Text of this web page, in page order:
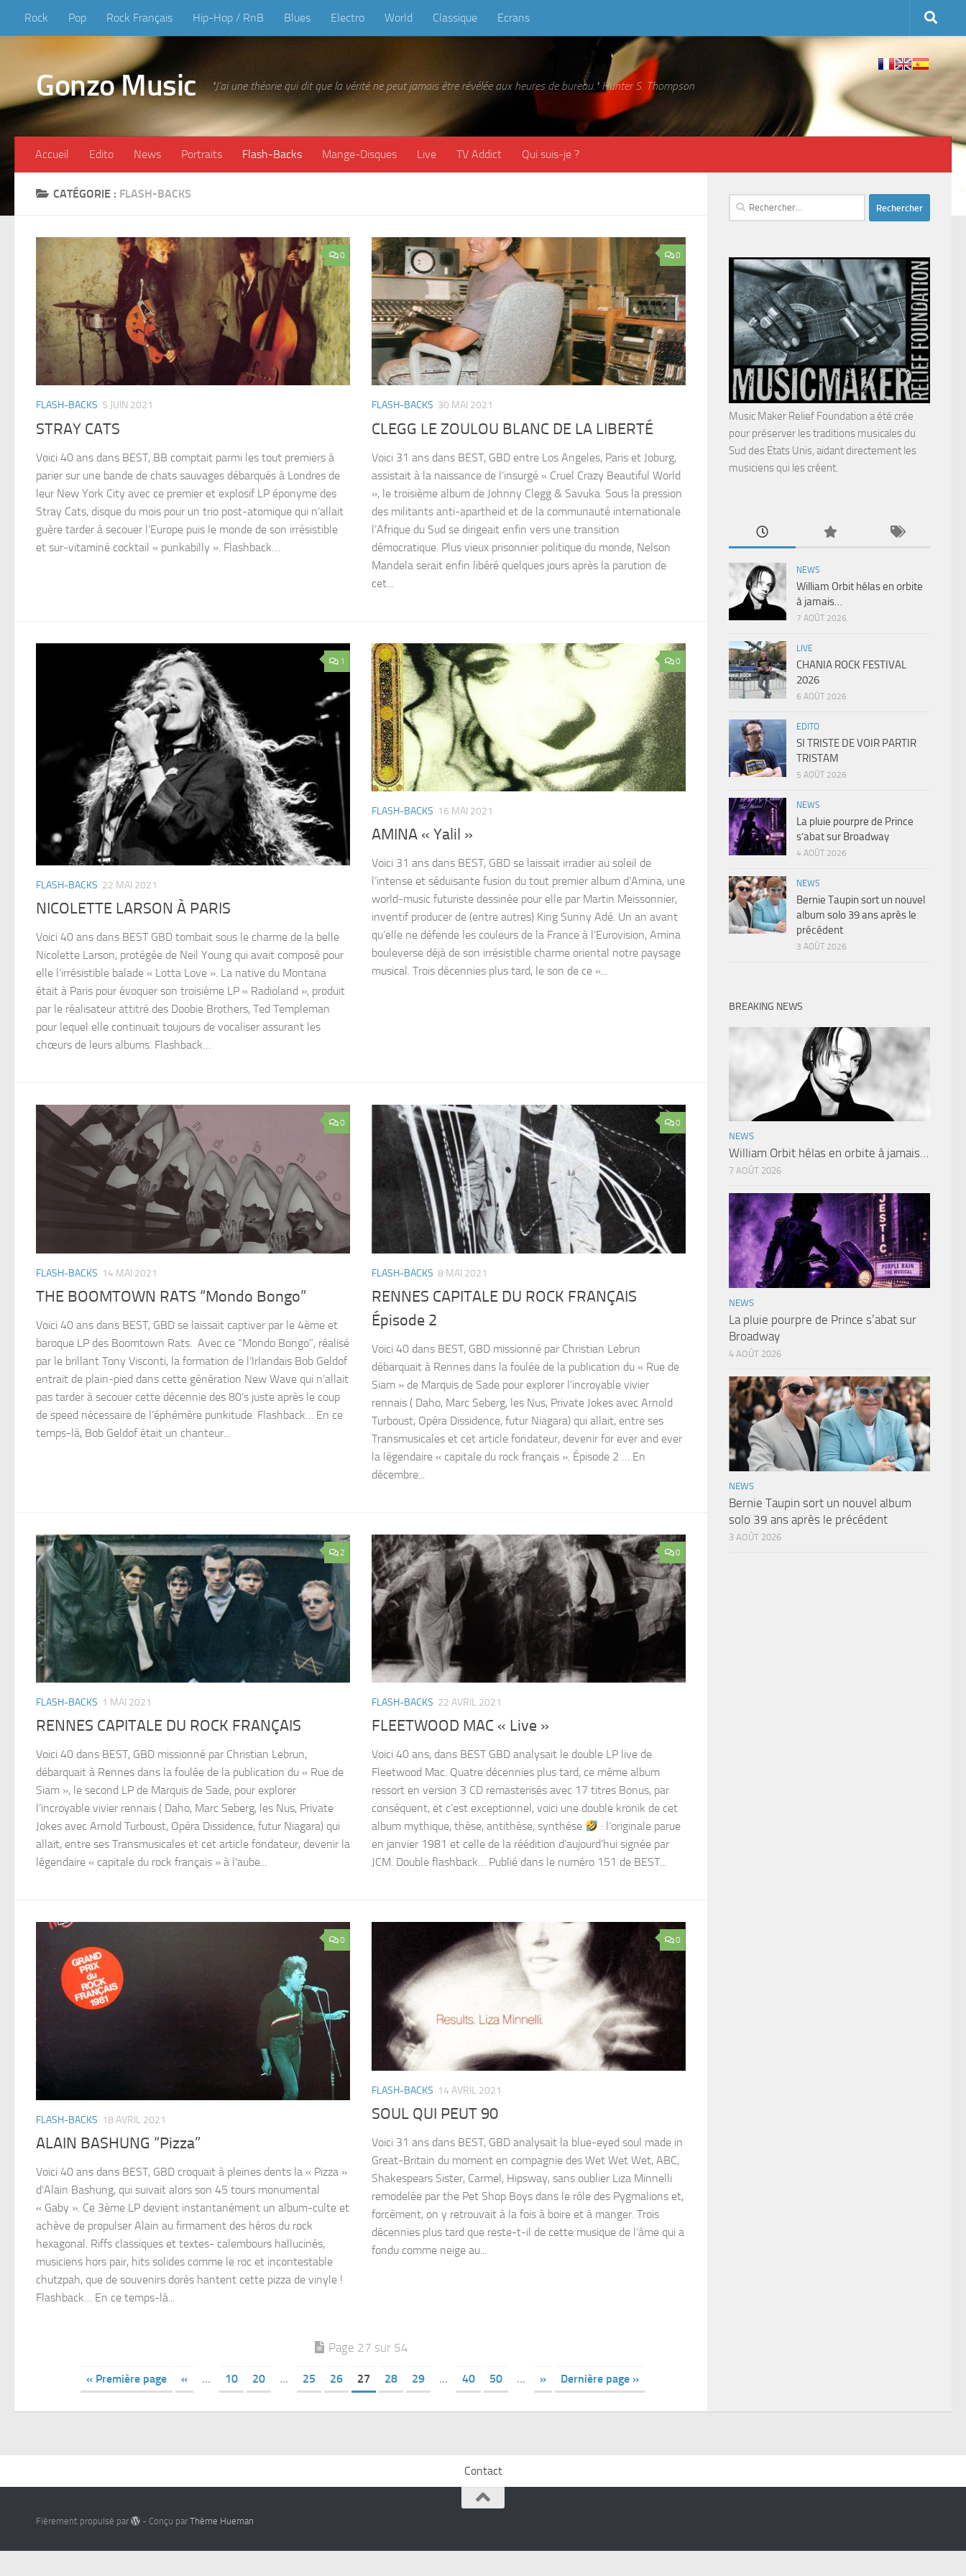
Skip to content
Rock Pop Rock Français Hip-Hop / RnB Blues Electro World Classique Ecrans
Gonzo Music "J’ai une théorie qui dit que la vérité ne peut jamais être révélée aux heures de bureau." Hunter S. Thompson
Accueil Edito News Portraits Flash-Backs Mange-Disques Live TV Addict Qui suis-je ?
CATÉGORIE : FLASH-BACKS
0
FLASH-BACKS 5 JUIN 2021
STRAY CATS
Voici 40 ans dans BEST, BB comptait parmi les tout premiers à
parier sur une bande de chats sauvages débarqués à Londres de
leur New York City avec ce premier et explosif LP éponyme des
Stray Cats, disque du mois pour un trio post-atomique qui n’allait
guère tarder à secouer l’Europe puis le monde de son irrésistible
et sur-vitaminé cocktail « punkabilly ». Flashback…
0
FLASH-BACKS 30 MAI 2021
CLEGG LE ZOULOU BLANC DE LA LIBERTÉ
Voici 31 ans dans BEST, GBD entre Los Angeles, Paris et Joburg,
assistait à la naissance de l’insurgé « Cruel Crazy Beautiful World
», le troisième album de Johnny Clegg & Savuka. Sous la pression
des militants anti-apartheid et de la communauté internationale
l’Afrique du Sud se dirigeait enfin vers une transition
démocratique. Plus vieux prisonnier politique du monde, Nelson
Mandela serait enfin libéré quelques jours après la parution de
cet...
1
FLASH-BACKS 22 MAI 2021
NICOLETTE LARSON À PARIS
Voici 40 ans dans BEST GBD tombait sous le charme de la belle
Nicolette Larson, protégée de Neil Young qui avait composé pour
elle l’irrésistible balade « Lotta Love ». La native du Montana
était à Paris pour évoquer son troisième LP « Radioland », produit
par le réalisateur attitré des Doobie Brothers, Ted Templeman
pour lequel elle continuait toujours de vocaliser assurant les
chœurs de leurs albums. Flashback…
0
FLASH-BACKS 16 MAI 2021
AMINA « Yalil »
Voici 31 ans dans BEST, GBD se laissait irradier au soleil de
l’intense et séduisante fusion du tout premier album d’Amina, une
world-music futuriste dessinée pour elle par Martin Meissonnier,
inventif producer de (entre autres) King Sunny Adé. Un an avant
qu’elle ne défende les couleurs de la France à l’Eurovision, Amina
bouleverse déjà de son irrésistible charme oriental notre paysage
musical. Trois décennies plus tard, le son de ce «...
0
FLASH-BACKS 14 MAI 2021
THE BOOMTOWN RATS “Mondo Bongo”
Voici 40 ans dans BEST, GBD se laissait captiver par le 4ème et
baroque LP des Boomtown Rats. Avec ce “Mondo Bongo”, réalisé
par le brillant Tony Visconti, la formation de l’Irlandais Bob Geldof
entrait de plain-pied dans cette génération New Wave qui n’allait
pas tarder à secouer cette décennie des 80’s juste après le coup
de speed nécessaire de l’éphémère punkitude. Flashback… En ce
temps-là, Bob Geldof était un chanteur...
0
FLASH-BACKS 8 MAI 2021
RENNES CAPITALE DU ROCK FRANÇAIS
Épisode 2
Voici 40 dans BEST, GBD missionné par Christian Lebrun
débarquait à Rennes dans la foulée de la publication du « Rue de
Siam » de Marquis de Sade pour explorer l’incroyable vivier
rennais ( Daho, Marc Seberg, les Nus, Private Jokes avec Arnold
Turboust, Opéra Dissidence, futur Niagara) qui allait, entre ses
Transmusicales et cet article fondateur, devenir for ever and ever
la légendaire « capitale du rock français ». Épisode 2 … En
décembre...
2
FLASH-BACKS 1 MAI 2021
RENNES CAPITALE DU ROCK FRANÇAIS
Voici 40 dans BEST, GBD missionné par Christian Lebrun,
débarquait à Rennes dans la foulée de la publication du « Rue de
Siam », le second LP de Marquis de Sade, pour explorer
l’incroyable vivier rennais ( Daho, Marc Seberg, les Nus, Private
Jokes avec Arnold Turboust, Opéra Dissidence, futur Niagara) qui
allait, entre ses Transmusicales et cet article fondateur, devenir la
légendaire « capitale du rock français » à l’aube...
0
FLASH-BACKS 22 AVRIL 2021
FLEETWOOD MAC « Live »
Voici 40 ans, dans BEST GBD analysait le double LP live de
Fleetwood Mac. Quatre décennies plus tard, ce même album
ressort en version 3 CD remasterisés avec 17 titres Bonus, par
conséquent, et c’est exceptionnel, voici une double kronik de cet
album mythique, thèse, antithèse, synthése
: l’originale parue
en janvier 1981 et celle de la réédition d’aujourd’hui signée par
JCM. Double flashback… Publié dans le numéro 151 de BEST...
0
FLASH-BACKS 18 AVRIL 2021
ALAIN BASHUNG “Pizza”
Voici 40 ans dans BEST, GBD croquait à pleines dents la « Pizza »
d’Alain Bashung, qui suivait alors son 45 tours monumental
« Gaby ». Ce 3ème LP devient instantanément un album-culte et
achève de propulser Alain au firmament des héros du rock
hexagonal. Riffs classiques et textes- calembours hallucinés,
musiciens hors pair, hits solides comme le roc et incontestable
chutzpah, que de souvenirs dorés hantent cette pizza de vinyle !
Flashback… En ce temps-là...
0
FLASH-BACKS 14 AVRIL 2021
SOUL QUI PEUT 90
Voici 31 ans dans BEST, GBD analysait la blue-eyed soul made in
Great-Britain du moment en compagnie des Wet Wet Wet, ABC,
Shakespears Sister, Carmel, Hipsway, sans oublier Liza Minnelli
remodelée par the Pet Shop Boys dans le rôle des Pygmalions et,
forcément, on y retrouvait à la fois à boire et à manger. Trois
décennies plus tard que reste-t-il de cette musique de l’âme qui a
fondu comme neige au...
Page 27 sur 54
« Première page « … 10 20 … 25 26 27 28 29 … 40 50 … » Dernière page »
Rechercher :
Music Maker Relief Foundation a été crée
pour préserver les traditions musicales du
Sud des Etats Unis, aidant directement les
musiciens qui les créent.
NEWS
William Orbit hélas en orbite
à jamais…
7 AOÛT 2026
LIVE
CHANIA ROCK FESTIVAL
2026
6 AOÛT 2026
EDITO
SI TRISTE DE VOIR PARTIR
TRISTAM
5 AOÛT 2026
NEWS
La pluie pourpre de Prince
s’abat sur Broadway
4 AOÛT 2026
NEWS
Bernie Taupin sort un nouvel
album solo 39 ans après le
précédent
3 AOÛT 2026
BREAKING NEWS
NEWS
William Orbit hélas en orbite à jamais…
7 AOÛT 2026
NEWS
La pluie pourpre de Prince s’abat sur
Broadway
4 AOÛT 2026
NEWS
Bernie Taupin sort un nouvel album
solo 39 ans après le précédent
3 AOÛT 2026
Contact
Fièrement propulsé par - Conçu parThème Hueman